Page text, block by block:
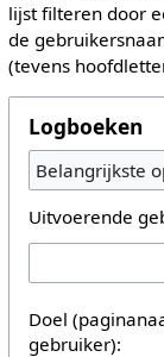
lijst filteren door
de
(tevens
Logboeken
Belangrijkste
Uitvoerende
Doel
gebruiker):